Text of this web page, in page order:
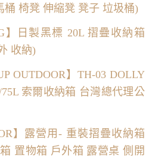
桶 椅凳 伸縮凳 凳子 垃圾桶)
】日製黑標 20L 摺疊收納箱
收納)
OUTDOOR】TH-03 DOLLY
索爾收納箱 台灣總代理公
】露營用- 重裝摺疊收納箱
置物箱 戶外箱 露營桌 側開